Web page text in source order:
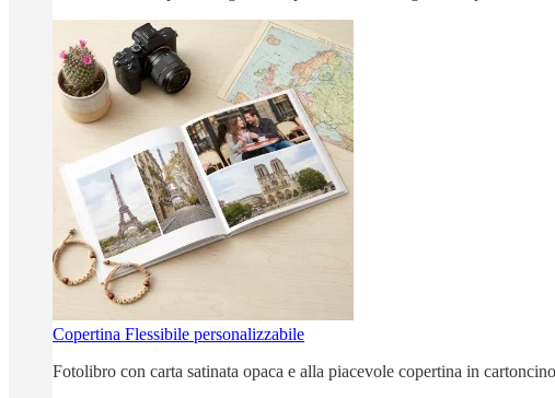
Copertina Flessibile personalizzabile
Fotolibro con carta satinata opaca e alla piacevole copertina in